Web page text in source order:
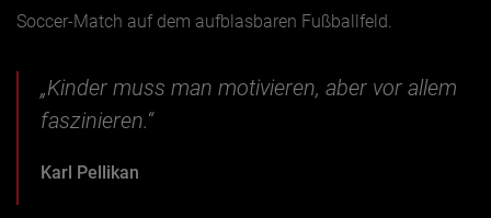
Soccer-Match auf dem aufblasbaren Fußballfeld.
„Kinder muss man motivieren, aber vor allem
faszinieren.“
Karl Pellikan